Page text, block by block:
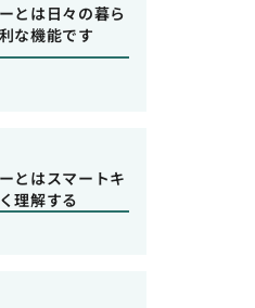
とは日々の暮ら
な機能です
とはスマートキ
理解する